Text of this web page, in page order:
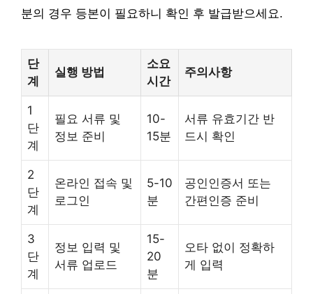
분의 경우 등본이 필요하니 확인 후 발급받으세요.
단
계
실행 방법
소요
시간
주의사항
1
단
계
필요 서류 및
정보 준비
10-
15분
서류 유효기간 반
드시 확인
2
단
계
온라인 접속 및
로그인
5-10
분
공인인증서 또는
간편인증 준비
3
단
계
정보 입력 및
서류 업로드
15-
20
분
오타 없이 정확하
게 입력